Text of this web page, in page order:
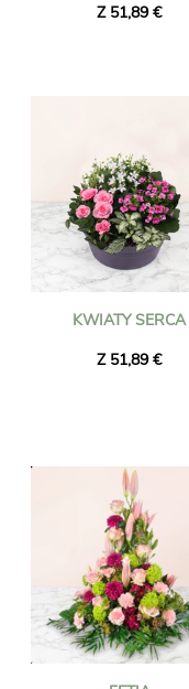
Z 51,89 €
KWIATY SERCA
Z 51,89 €